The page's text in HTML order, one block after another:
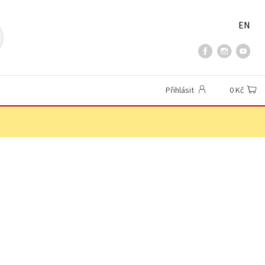
EN
Přihlásit 0 Kč